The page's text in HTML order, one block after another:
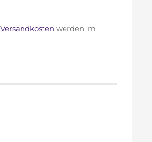
Versandkosten werden im